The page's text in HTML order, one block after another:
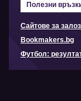
Полезни
Сайтове за
Bookmakers.bg
Футбол: